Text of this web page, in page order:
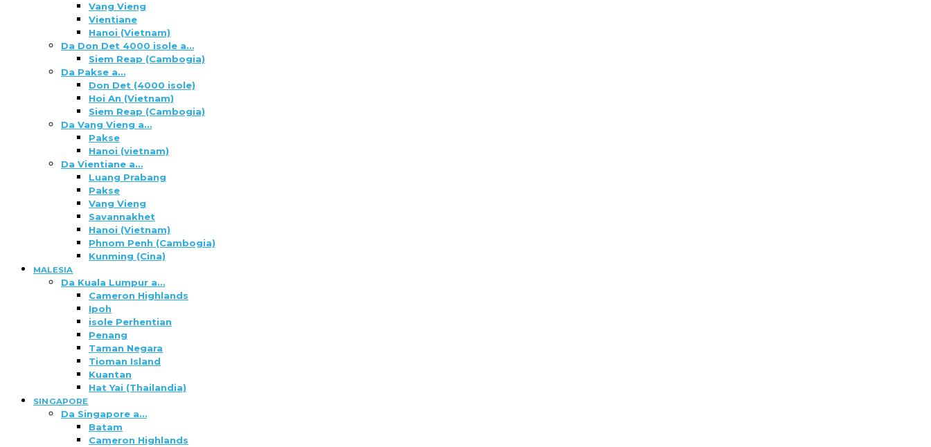
Vang Vieng
Vientiane
Hanoi (Vietnam)
Da Don Det 4000 isole a…
Siem Reap (Cambogia)
Da Pakse a…
Don Det (4000 isole)
Hoi An (Vietnam)
Siem Reap (Cambogia)
Da Vang Vieng a…
Pakse
Hanoi (vietnam)
Da Vientiane a…
Luang Prabang
Pakse
Vang Vieng
Savannakhet
Hanoi (Vietnam)
Phnom Penh (Cambogia)
Kunming (Cina)
MALESIA
Da Kuala Lumpur a…
Cameron Highlands
Ipoh
isole Perhentian
Penang
Taman Negara
Tioman Island
Kuantan
Hat Yai (Thailandia)
SINGAPORE
Da Singapore a…
Batam
Cameron Highlands